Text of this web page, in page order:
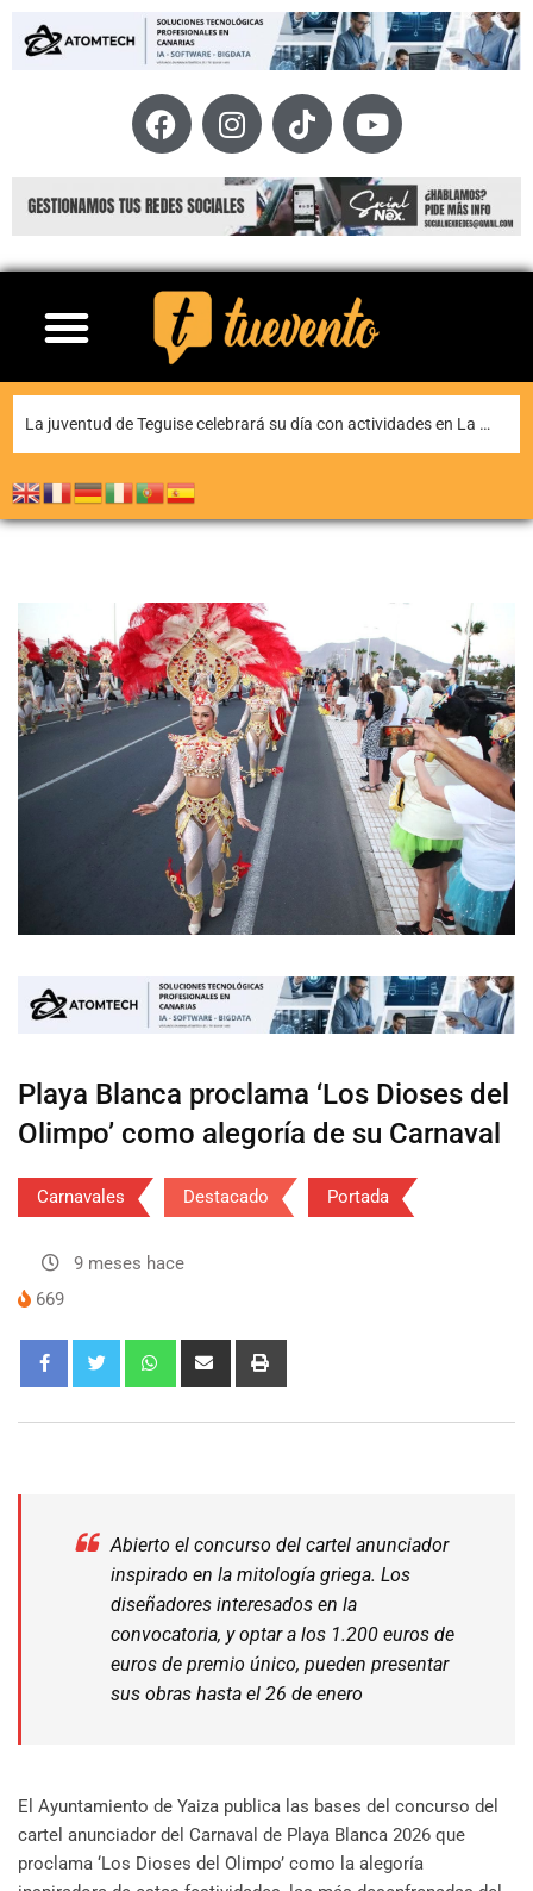
Playa Blanca proclama ‘Los Dioses del
Olimpo’ como alegoría de su Carnaval
Carnavales Destacado Portada
9 meses hace
669
Abierto el concurso del cartel anunciador
inspirado en la mitología griega. Los
diseñadores interesados en la
convocatoria, y optar a los 1.200 euros de
euros de premio único, pueden presentar
sus obras hasta el 26 de enero
El Ayuntamiento de Yaiza publica las bases del concurso del
cartel anunciador del Carnaval de Playa Blanca 2026 que
proclama ‘Los Dioses del Olimpo’ como la alegoría